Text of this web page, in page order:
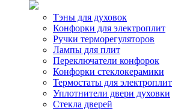
Тэны для духовок
Конфорки для электроплит
Ручки терморегуляторов
Лампы для плит
Переключатели конфорок
Конфорки стеклокерамики
Термостаты для электроплит
Уплотнители двери духовки
Стекла дверей